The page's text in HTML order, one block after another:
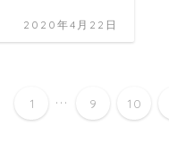
2020年4月22日
1 ... 9 10